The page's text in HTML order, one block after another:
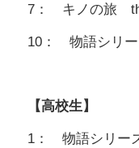
7： キノの旅
10： 物語シリ
【高校生】
1： 物語シリー